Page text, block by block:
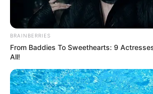
BRAINBERRIES
From Baddies To Sweethearts: 9
All!